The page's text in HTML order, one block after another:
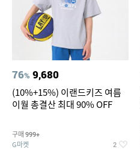
76% 9,680
(10%+15%) 이랜드키즈 여름
이월 총결산 최대 90% OFF
구매 999+
G마켓 2